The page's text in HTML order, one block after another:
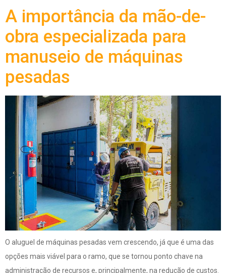
A importância da mão-de-
obra especializada para
manuseio de máquinas
pesadas
O aluguel de máquinas pesadas vem crescendo, já que é uma das
opções mais viável para o ramo, que se tornou ponto chave na
administração de recursos e, principalmente, na redução de custos.